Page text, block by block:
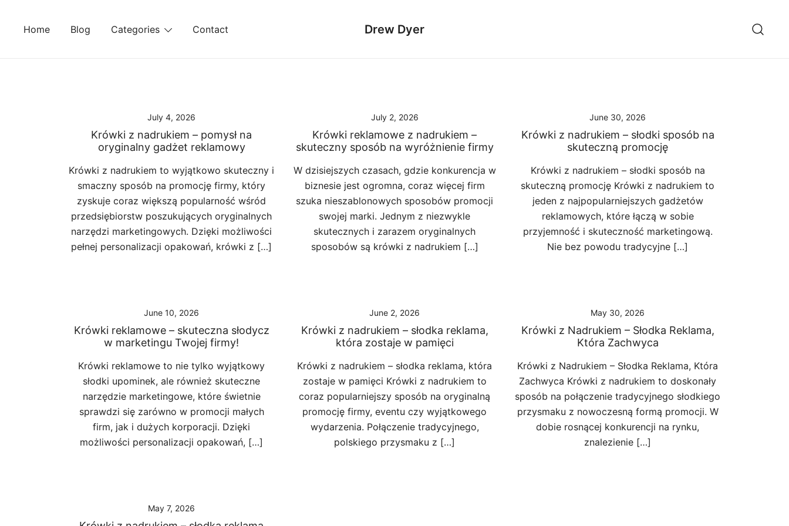
Home Blog Categories Contact Drew Dyer
July 4, 2026
Krówki z nadrukiem – pomysł na
oryginalny gadżet reklamowy
Krówki z nadrukiem to wyjątkowo skuteczny i
smaczny sposób na promocję firmy, który
zyskuje coraz większą popularność wśród
przedsiębiorstw poszukujących oryginalnych
narzędzi marketingowych. Dzięki możliwości
pełnej personalizacji opakowań, krówki z […]
July 2, 2026
Krówki reklamowe z nadrukiem –
skuteczny sposób na wyróżnienie firmy
W dzisiejszych czasach, gdzie konkurencja w
biznesie jest ogromna, coraz więcej firm
szuka nieszablonowych sposobów promocji
swojej marki. Jednym z niezwykle
skutecznych i zarazem oryginalnych
sposobów są krówki z nadrukiem […]
June 30, 2026
Krówki z nadrukiem – słodki sposób na
skuteczną promocję
Krówki z nadrukiem – słodki sposób na
skuteczną promocję Krówki z nadrukiem to
jeden z najpopularniejszych gadżetów
reklamowych, które łączą w sobie
przyjemność i skuteczność marketingową.
Nie bez powodu tradycyjne […]
June 10, 2026
Krówki reklamowe – skuteczna słodycz
w marketingu Twojej firmy!
Krówki reklamowe to nie tylko wyjątkowy
słodki upominek, ale również skuteczne
narzędzie marketingowe, które świetnie
sprawdzi się zarówno w promocji małych
firm, jak i dużych korporacji. Dzięki
możliwości personalizacji opakowań, […]
June 2, 2026
Krówki z nadrukiem – słodka reklama,
która zostaje w pamięci
Krówki z nadrukiem – słodka reklama, która
zostaje w pamięci Krówki z nadrukiem to
coraz popularniejszy sposób na oryginalną
promocję firmy, eventu czy wyjątkowego
wydarzenia. Połączenie tradycyjnego,
polskiego przysmaku z […]
May 30, 2026
Krówki z Nadrukiem – Słodka Reklama,
Która Zachwyca
Krówki z Nadrukiem – Słodka Reklama, Która
Zachwyca Krówki z nadrukiem to doskonały
sposób na połączenie tradycyjnego słodkiego
przysmaku z nowoczesną formą promocji. W
dobie rosnącej konkurencji na rynku,
znalezienie […]
May 7, 2026